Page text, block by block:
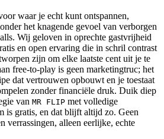
waar je echt kunt ontspannen,
het knagende gevoel van verborgen
Wij geloven in oprechte gastvrijheid
en open ervaring die in schril contrast
zijn om elke laatste cent uit je te
free-to-play is geen marketingtruc; het
dat vertrouwen opbouwt en je toestaat
zonder financiële druk. Duik diep
van MR FLIP met volledige
is gratis, en dat blijft altijd zo. Geen
verrassingen, alleen eerlijke, echte